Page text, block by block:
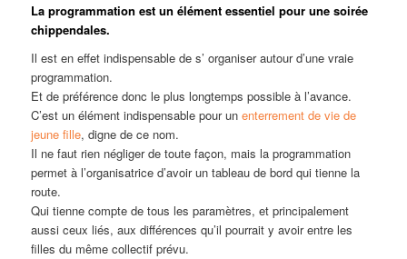
La programmation est un élément essentiel pour une soirée
chippendales.
Il est en effet indispensable de s’ organiser autour d’une vraie
programmation.
Et de préférence donc le plus longtemps possible à l’avance.
C’est un élément indispensable pour unenterrement de vie de
jeune fille, digne de ce nom.
Il ne faut rien négliger de toute façon, mais la programmation
permet à l’organisatrice d’avoir un tableau de bord qui tienne la
route.
Qui tienne compte de tous les paramètres, et principalement
aussi ceux liés, aux différences qu’il pourrait y avoir entre les
filles du même collectif prévu.